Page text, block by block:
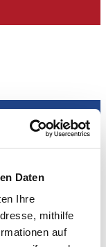
Daten
Ihre
mithilfe
auf